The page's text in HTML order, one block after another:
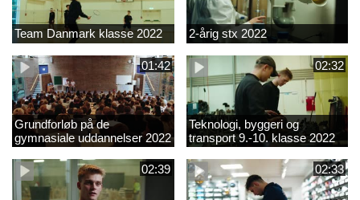
Team Danmark klasse 2022 2-årig stx 2022
01:42
Grundforløb på de
gymnasiale uddannelser 2022
02:32
Teknologi, byggeri og
transport 9.-10. klasse 2022
02:39 02:33